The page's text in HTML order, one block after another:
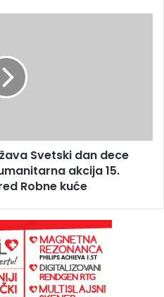
Svetski dan dece
akcija 15.
Robne kuće